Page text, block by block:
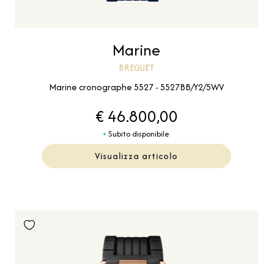
Marine
BREGUET
Marine cronographe 5527 - 5527BB/Y2/5WV
€ 46.800,00
Subito disponibile
Visualizza articolo